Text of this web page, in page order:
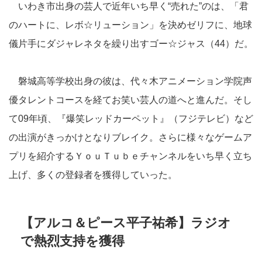
いわき市出身の芸人で近年いち早く“売れた”のは、「君
のハートに、レボ☆リューション」を決めゼリフに、地球
儀片手にダジャレネタを繰り出すゴー☆ジャス（44）だ。
磐城高等学校出身の彼は、代々木アニメーション学院声
優タレントコースを経てお笑い芸人の道へと進んだ。そし
て09年頃、『爆笑レッドカーペット』（フジテレビ）など
の出演がきっかけとなりブレイク。さらに様々なゲームア
プリを紹介するＹｏｕＴｕｂｅチャンネルをいち早く立ち
上げ、多くの登録者を獲得していった。
【アルコ＆ピース平子祐希】ラジオ
で熱烈支持を獲得